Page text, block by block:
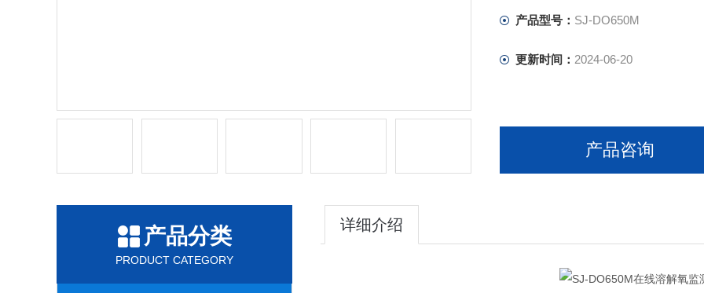
产品型号： SJ-DO650M
更新时间： 2024-06-20
产品咨询
产品分类
PRODUCT CATEGORY
详细介绍